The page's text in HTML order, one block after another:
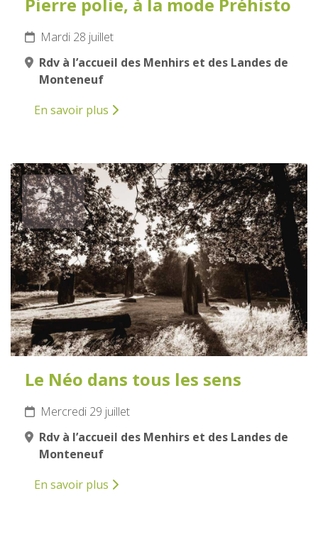
Pierre polie, à la mode Préhisto
Mardi 28 juillet
Rdv à l’accueil des Menhirs et des Landes de
Monteneuf
En savoir plus
29
JUILLET
2026
Le Néo dans tous les sens
Mercredi 29 juillet
Rdv à l’accueil des Menhirs et des Landes de
Monteneuf
En savoir plus